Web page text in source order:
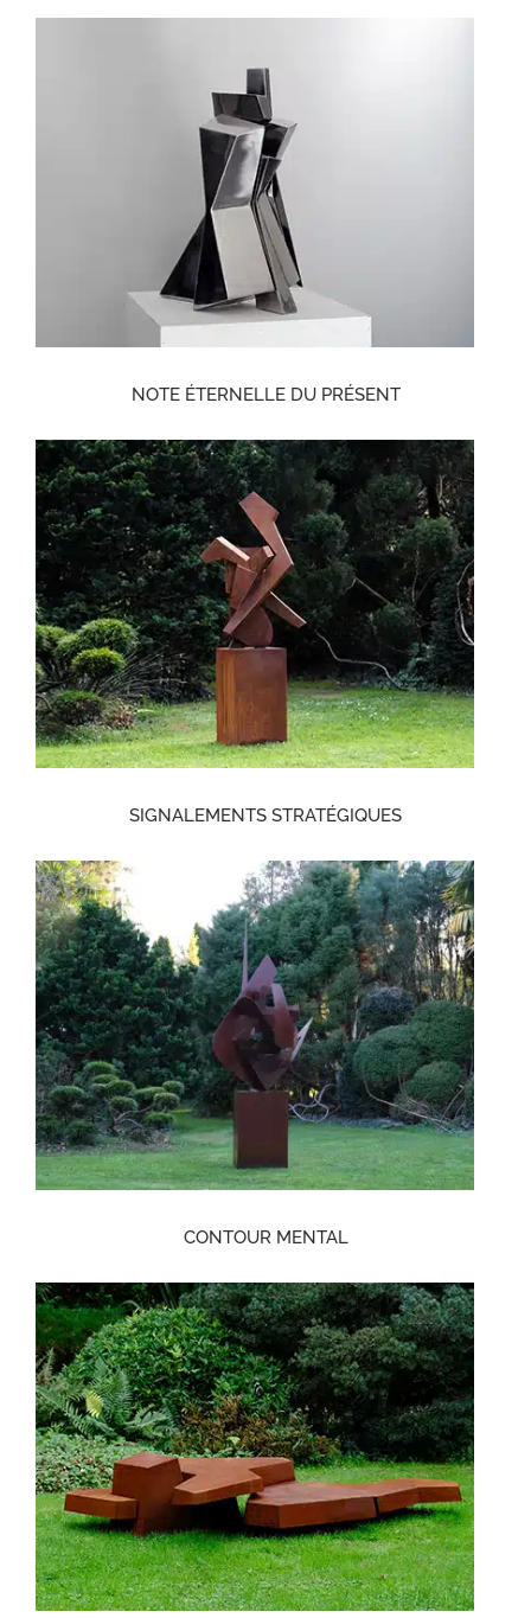
NOTE ÉTERNELLE DU PRÉSENT
SIGNALEMENTS STRATÉGIQUES
CONTOUR MENTAL